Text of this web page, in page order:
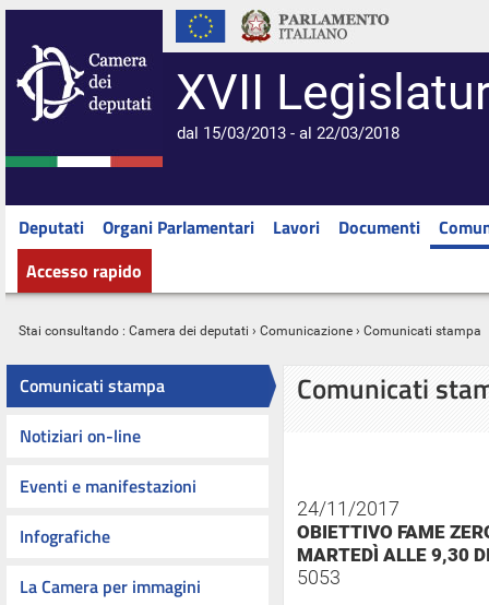
XVII
dal 15/03/2013 - al 22/03/2018
Deputati Organi Parlamentari Lavori Documenti
Accesso rapido
Stai consultando : Camera dei deputati › Comunicazione › Comunicati stampa
Comunicati stampa
Notiziari on-line
Eventi e manifestazioni
Infografiche
La Camera per immagini
Comunicati
24/11/2017
OBIETTIVO FAME
MARTEDÌ ALLE 9,30
5053